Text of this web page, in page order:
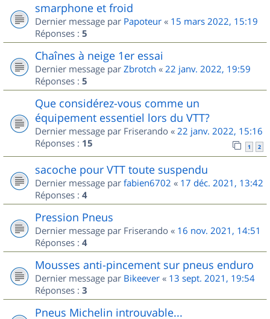
smarphone et froid
Dernier message par Papoteur « 15 mars 2022, 15:19
Réponses : 5
Chaînes à neige 1er essai
Dernier message par Zbrotch « 22 janv. 2022, 19:59
Réponses : 5
Que considérez-vous comme un
équipement essentiel lors du VTT?
Dernier message par Friserando « 22 janv. 2022, 15:16
Réponses : 15 1 2
sacoche pour VTT toute suspendu
Dernier message par fabien6702 « 17 déc. 2021, 13:42
Réponses : 4
Pression Pneus
Dernier message par Friserando « 16 nov. 2021, 14:51
Réponses : 4
Mousses anti-pincement sur pneus enduro
Dernier message par Bikeever « 13 sept. 2021, 19:54
Réponses : 3
Pneus Michelin introuvable...